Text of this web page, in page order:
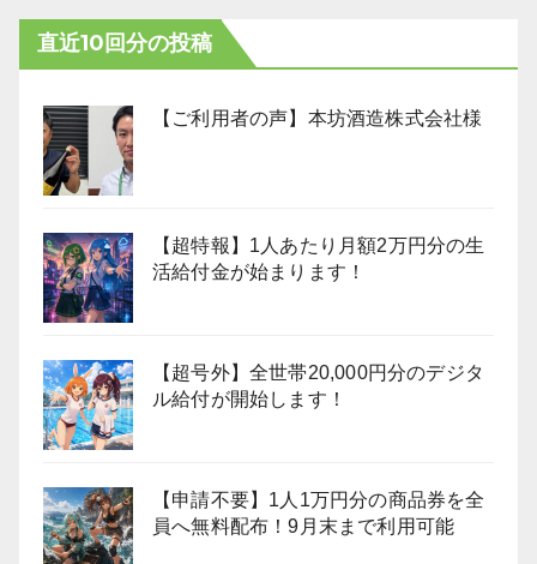
直近10回分の投稿
【ご利用者の声】本坊酒造株式会社様
【超特報】1人あたり月額2万円分の生
活給付金が始まります！
【超号外】全世帯20,000円分のデジタ
ル給付が開始します！
【申請不要】1人1万円分の商品券を全
員へ無料配布！9月末まで利用可能